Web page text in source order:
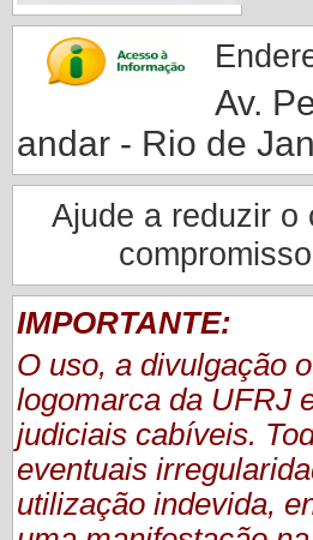
Av.
andar - Rio de
Ajude a reduzir o
IMPORTANTE:
O uso, a divulgação
logomarca da UFRJ
judiciais cabíveis.
eventuais
utilização indevida,